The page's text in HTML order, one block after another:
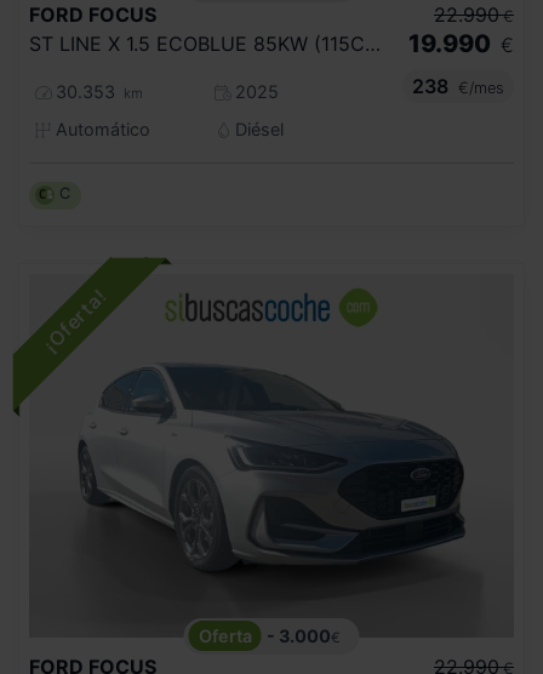
FORD FOCUS
ST LINE X 1.5 ECOBLUE 85KW (115CV) AUTO
30.353 km
2025
Automático
Diésel
22.990 €
19.990 €
238
€/mes
C
- 3.000€
FORD FOCUS
22.990 €